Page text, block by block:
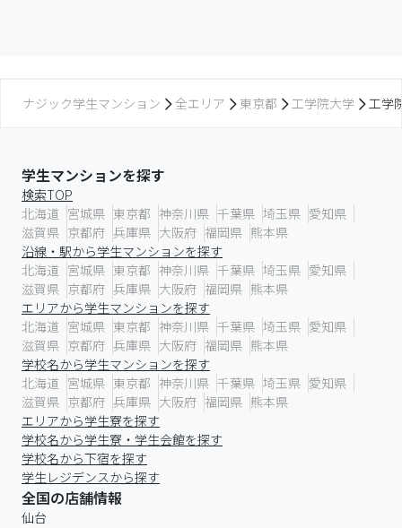
ナジック学生マンション 全エリア 東京都 工学院大学 工学
学生マンションを探す
検索TOP
北海道 宮城県 東京都 神奈川県 千葉県 埼玉県 愛知県
滋賀県 京都府 兵庫県 大阪府 福岡県 熊本県
沿線・駅から学生マンションを探す
北海道 宮城県 東京都 神奈川県 千葉県 埼玉県 愛知県
滋賀県 京都府 兵庫県 大阪府 福岡県 熊本県
エリアから学生マンションを探す
北海道 宮城県 東京都 神奈川県 千葉県 埼玉県 愛知県
滋賀県 京都府 兵庫県 大阪府 福岡県 熊本県
学校名から学生マンションを探す
北海道 宮城県 東京都 神奈川県 千葉県 埼玉県 愛知県
滋賀県 京都府 兵庫県 大阪府 福岡県 熊本県
エリアから学生寮を探す
学校名から学生寮・学生会館を探す
学校名から下宿を探す
学生レジデンスから探す
全国の店舗情報
仙台